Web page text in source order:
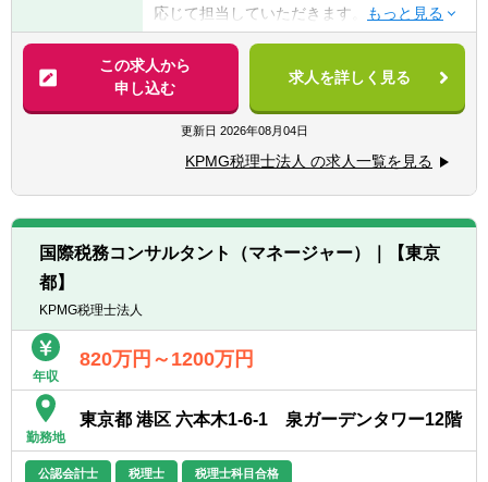
【歓迎経験・スキル】
■税理士法人での業務経験
■事業会社の管理部門（税務・経理・財務）
での業務経験
■監査法人での業務経験
■ビジネスレベルの英語力
※英語力があることで業務の幅が広がりま
応じて担当していただきます。
【具体的には】
■法人税申告書作成業務及びレビュー業務
■税務調査の立会い
■企業買収・企業再編・合併に関するコンサ
ルティング業務
■国際事業戦略・投資形態に関するコンサル
ティング業務
■海外税制リサーチ業務及びコンサルティン
グ業務
■金融取引・商品/証券化取引に関するコンサ
この求人から
申し込む
求人を詳しく見る
更新日 2026年08月04日
KPMG税理士法人 の求人一覧を見る
国際税務コンサルタント（マネージャー）｜【東京
都】
KPMG税理士法人
年収
820万円～1200万円
勤務地
東京都 港区 六本木1-6-1 泉ガーデンタワー12階
公認会計士 税理士 税理士科目合格